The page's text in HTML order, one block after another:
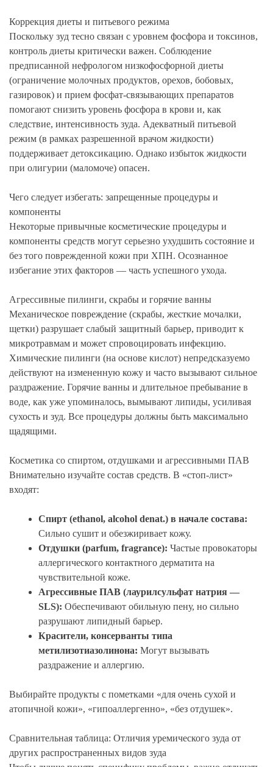
Коррекция диеты и питьевого режима
Поскольку зуд тесно связан с уровнем фосфора и токсинов,
контроль диеты критически важен. Соблюдение
предписанной нефрологом низкофосфорной диеты
(ограничение молочных продуктов, орехов, бобовых,
газировок) и прием фосфат-связывающих препаратов
помогают снизить уровень фосфора в крови и, как
следствие, интенсивность зуда. Адекватный питьевой
режим (в рамках разрешенной врачом жидкости)
поддерживает детоксикацию. Однако избыток жидкости
при олигурии (маломоче) опасен.
Чего следует избегать: запрещенные процедуры и
компоненты
Некоторые привычные косметические процедуры и
компоненты средств могут серьезно ухудшить состояние и
без того поврежденной кожи при ХПН. Осознанное
избегание этих факторов — часть успешного ухода.
Агрессивные пилинги, скрабы и горячие ванны
Механическое повреждение (скрабы, жесткие мочалки,
щетки) разрушает слабый защитный барьер, приводит к
микротравмам и может спровоцировать инфекцию.
Химические пилинги (на основе кислот) непредсказуемо
действуют на измененную кожу и часто вызывают сильное
раздражение. Горячие ванны и длительное пребывание в
воде, как уже упоминалось, вымывают липиды, усиливая
сухость и зуд. Все процедуры должны быть максимально
щадящими.
Косметика со спиртом, отдушками и агрессивными ПАВ
Внимательно изучайте состав средств. В «стоп-лист»
входят:
Спирт (ethanol, alcohol denat.) в начале состава:
Сильно сушит и обезжиривает кожу.
Отдушки (parfum, fragrance): Частые провокаторы
аллергического контактного дерматита на
чувствительной коже.
Агрессивные ПАВ (лаурилсульфат натрия —
SLS): Обеспечивают обильную пену, но сильно
разрушают липидный барьер.
Красители, консерванты типа
метилизотиазолинона: Могут вызывать
раздражение и аллергию.
Выбирайте продукты с пометками «для очень сухой и
атопичной кожи», «гипоаллергенно», «без отдушек».
Сравнительная таблица: Отличия уремического зуда от
других распространенных видов зуда